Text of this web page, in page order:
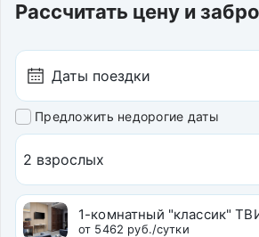
номерах, wi-fi на
территории
по телефону
инвентаря
Отдых с 0 лет
Дети бесплатно до 10 лет
Скидки детям до 10 лет
Рассчитать цену и
Предложить недорогие даты
2 взрослых
1-комнатный "классик"
от 5462 руб./сутки